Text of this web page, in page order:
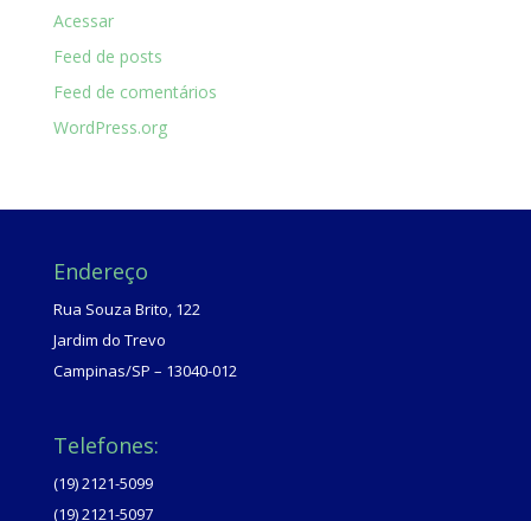
Acessar
Feed de posts
Feed de comentários
WordPress.org
Endereço
Rua Souza Brito, 122
Jardim do Trevo
Campinas/SP – 13040-012
Telefones:
(19) 2121-5099
(19) 2121-5097